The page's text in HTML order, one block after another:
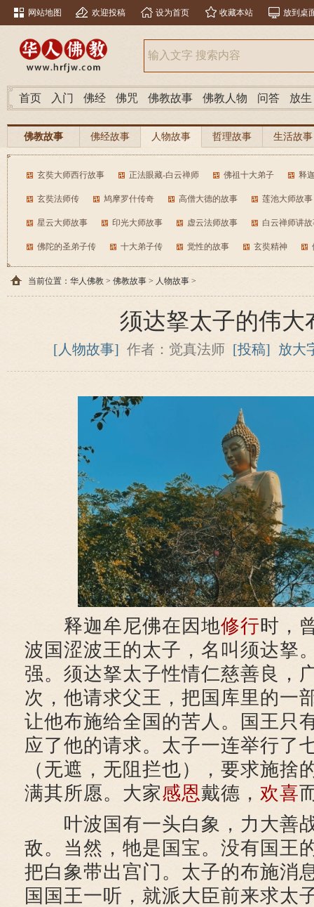
网站地图 欢迎投稿 设为首页 收藏本站 放到桌
首页 入门 佛经 佛咒 佛教故事 佛教人物 问答 放生
佛教故事 佛经故事 人物故事 哲理故事 生活故事
玄奘大师西行故事 正法眼藏-白云禅师 佛祖十大弟子 释
玄奘法师传 鸠摩罗什传奇 高僧大德的故事 莲池大师故事
星云大师故事 印光大师故事 虚云法师故事 白云禅师讲
佛陀的圣弟子传 十大弟子传 觉性的故事 玄奘精神
当前位置： 华人佛教 > 佛教故事 > 人物故事 >
须达拏太子的伟大
[人物故事] 作者：觉真法师 [投稿] 放大
释迦牟尼佛在因地修行时，
波国涩波王的太子，名叫须达拏
强。须达拏太子性情仁慈善良，
次，他请求父王，把国库里的一
让他布施给全国的苦人。国王只
应了他的请求。太子一连举行了
（无遮，无阻拦也），要求施捨
满其所愿。大家感恩戴德， 欢喜
叶波国有一头白象，力大善
敌。当然，牠是国宝。没有国王
把白象带出宫门。太子的布施消
国国王一听，就派大臣前来求太